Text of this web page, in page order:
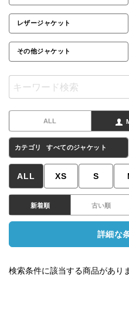
レザージャケット
その他ジャケット
ALL
カテゴリ すべてのジャケット
ALL XS S
新着順 古い順
詳細な
検索条件に該当する商品があり